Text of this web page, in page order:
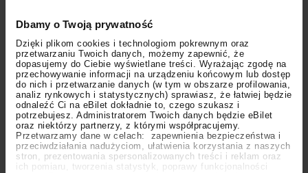
Dbamy o Twoją prywatność
Dzięki plikom cookies i technologiom pokrewnym oraz
przetwarzaniu Twoich danych, możemy zapewnić, że
dopasujemy do Ciebie wyświetlane treści. Wyrażając zgodę na
przechowywanie informacji na urządzeniu końcowym lub dostęp
do nich i przetwarzanie danych (w tym w obszarze profilowania,
analiz rynkowych i statystycznych) sprawiasz, że łatwiej będzie
odnaleźć Ci na eBilet dokładnie to, czego szukasz i
potrzebujesz. Administratorem Twoich danych będzie eBilet
oraz niektórzy partnerzy, z którymi współpracujemy.
Przetwarzamy dane w celach: zapewnienia bezpieczeństwa i
przeciwdziałania nadużyciom, ułatwienia korzystania z naszych
stron, prezentowania spersonalizowanych treści i reklam oraz
ich pomiaru, tworzenia statystyk, poprawy funkcjonalności
Ceremonial Bloodbath